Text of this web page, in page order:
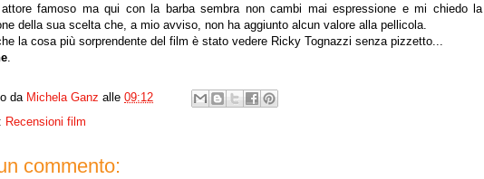
famoso ma qui con la barba sembra non cambi mai espressione e mi chiedo la
della sua scelta che, a mio avviso, non ha aggiunto alcun valore alla pellicola.
la cosa più sorprendente del film è stato vedere Ricky Tognazzi senza pizzetto...
.
da Michela Ganz alle 09:12
Recensioni film
commento: